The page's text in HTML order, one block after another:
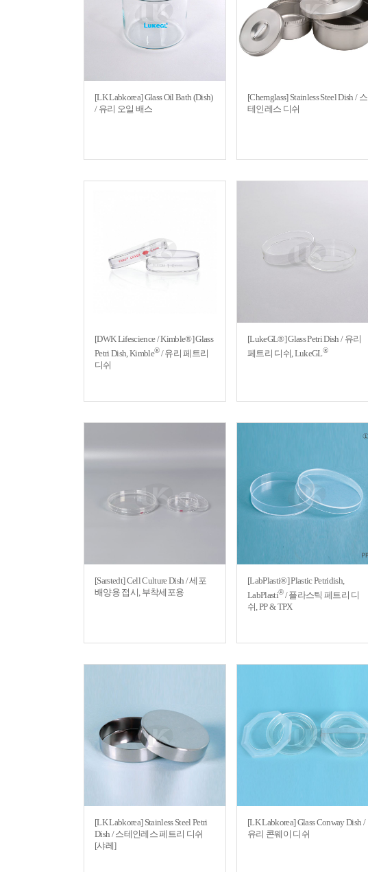
[LK Labkorea] Glass Oil Bath (Dish)
/ 유리 오일 배스
[Chemglass] Stainless Steel Dish / 스
테인레스 디쉬
[DWK Lifescience / Kimble®] Glass
Petri Dish, Kimble®/ 유리 페트리
디쉬
[LukeGL®] Glass Petri Dish / 유리
페트리 디쉬, LukeGL®
[Sarstedt] Cell Culture Dish / 세포
배양용 접시, 부착세포용
[LabPlasti®] Plastic Petridish,
LabPlasti®/ 플라스틱 페트리 디
쉬, PP & TPX
[LK Labkorea] Stainless Steel Petri
Dish / 스테인레스 페트리 디쉬
[샤레]
[LK Labkorea] Glass Conway Dish /
유리 콘웨이 디쉬